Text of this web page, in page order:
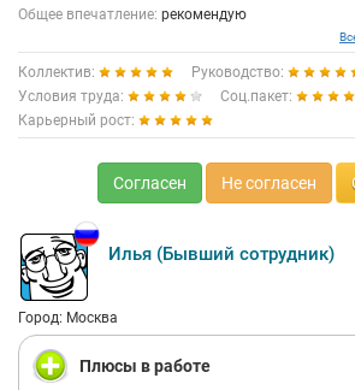
Общее впечатление: рекомендую
Коллектив:
Руководство:
Условия труда:
Соц.пакет:
Карьерный рост:
Согласен Не согласен
Илья (Бывший сотрудник)
Город: Москва
Плюсы в работе